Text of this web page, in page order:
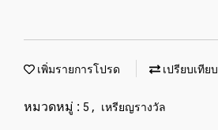
เพิ่มรายการโปรด เปรียบเทียบ
หมวดหมู่ : 5 , เหรียญรางวัล